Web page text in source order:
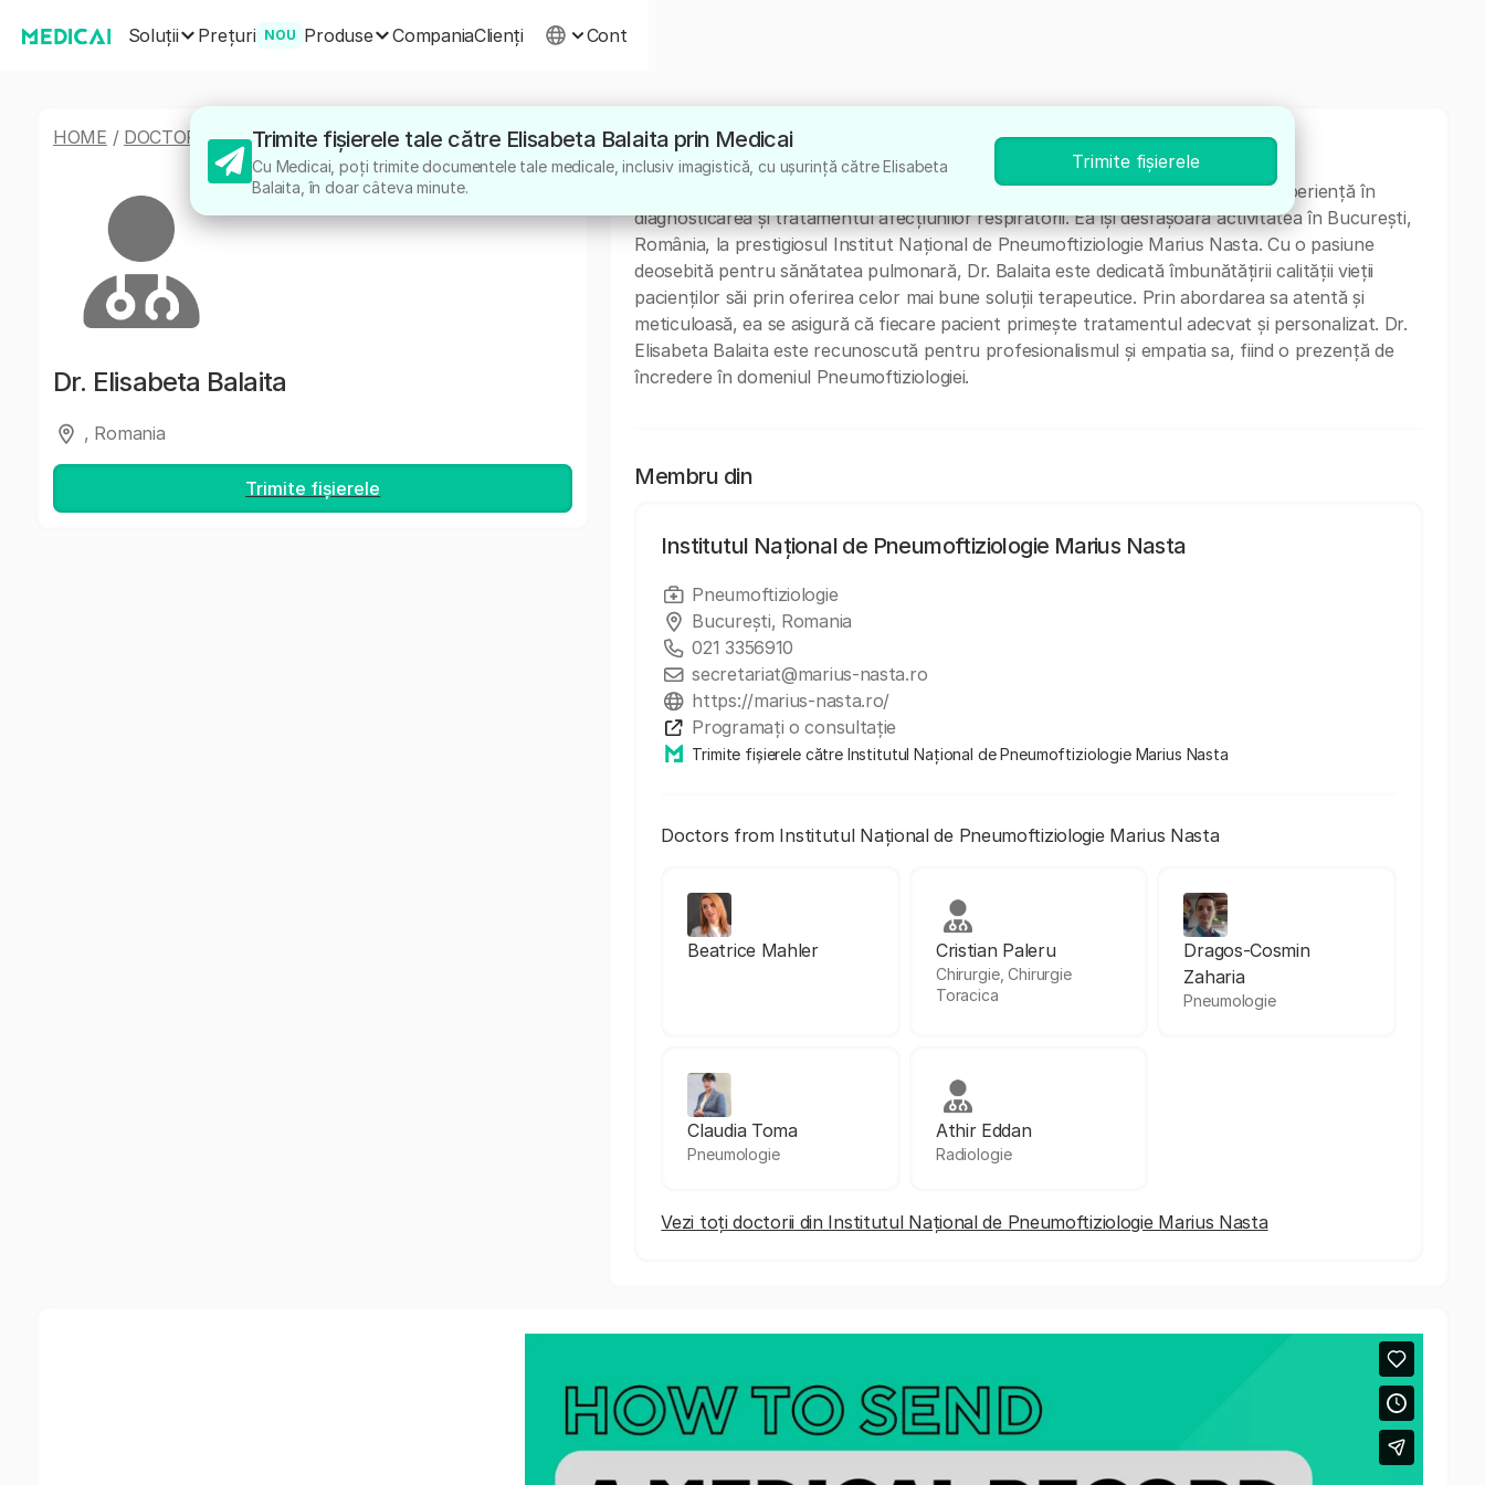
Soluții Prețuri NOU Produse CompaniaClienți Cont
HOME / DOCTORI /ELISABETA BALAITA
Dr. Elisabeta Balaita
, Romania
Trimite fișierele
Despre
Dr. Elisabeta Balaita este un medic specialist în Pneumoftiziologie, cu o vastă experiență în
diagnosticarea și tratamentul afecțiunilor respiratorii. Ea își desfășoară activitatea în București,
România, la prestigiosul Institut Național de Pneumoftiziologie Marius Nasta. Cu o pasiune
deosebită pentru sănătatea pulmonară, Dr. Balaita este dedicată îmbunătățirii calității vieții
pacienților săi prin oferirea celor mai bune soluții terapeutice. Prin abordarea sa atentă și
meticuloasă, ea se asigură că fiecare pacient primește tratamentul adecvat și personalizat. Dr.
Elisabeta Balaita este recunoscută pentru profesionalismul și empatia sa, fiind o prezență de
încredere în domeniul Pneumoftiziologiei.
Membru din
Institutul Național de Pneumoftiziologie Marius Nasta
Pneumoftiziologie
București, Romania
021 3356910
secretariat@marius-nasta.ro
https://marius-nasta.ro/
Programați o consultație
Trimite fișierele către Institutul Național de Pneumoftiziologie Marius Nasta
Doctors from Institutul Național de Pneumoftiziologie Marius Nasta
Beatrice Mahler Cristian Paleru
Chirurgie, Chirurgie
Toracica
Dragos-Cosmin
Zaharia
Pneumologie
Claudia Toma
Pneumologie
Athir Eddan
Radiologie
Vezi toți doctorii din Institutul Național de Pneumoftiziologie Marius Nasta
Trimite fișierele tale către Elisabeta Balaita prin Medicai
Cu Medicai, poți trimite documentele tale medicale, inclusiv imagistică, cu ușurință către Elisabeta
Balaita, în doar câteva minute.
Trimite fișierele